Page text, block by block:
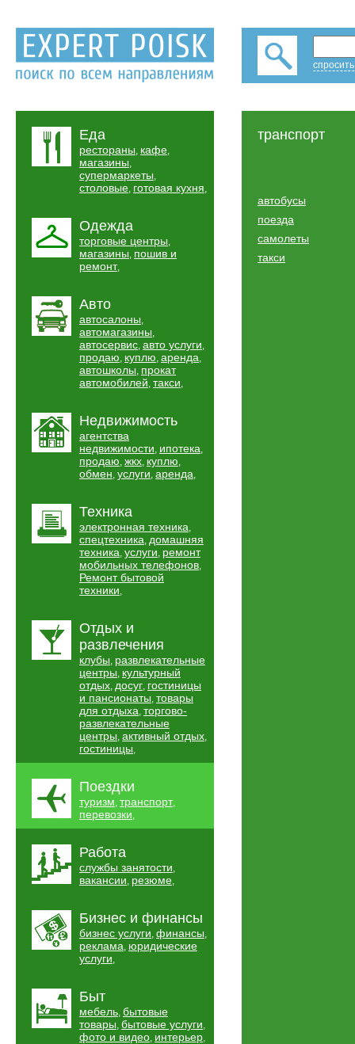
Еда
рестораны, кафе,
магазины,
супермаркеты,
столовые, готовая кухня,
Одежда
торговые центры,
магазины, пошив и
ремонт,
Авто
автосалоны,
автомагазины,
автосервис, авто услуги,
продаю, куплю, аренда,
автошколы, прокат
автомобилей, такси,
Недвижимость
агентства
недвижимости, ипотека,
продаю, жкх, куплю,
обмен, услуги, аренда,
Техника
электронная техника,
спецтехника, домашняя
техника, услуги, ремонт
мобильных телефонов,
Ремонт бытовой
техники,
Отдых и
развлечения
клубы, развлекательные
центры, культурный
отдых, досуг, гостиницы
и пансионаты, товары
для отдыха, торгово-
развлекательные
центры, активный отдых,
гостиницы,
Поездки
туризм, транспорт,
перевозки,
Работа
службы занятости,
вакансии, резюме,
Бизнес и финансы
бизнес услуги, финансы,
реклама, юридические
услуги,
Быт
мебель, бытовые
товары, бытовые услуги,
фото и видео, интерьер,
транспорт
автобусы
поезда
самолеты
такси